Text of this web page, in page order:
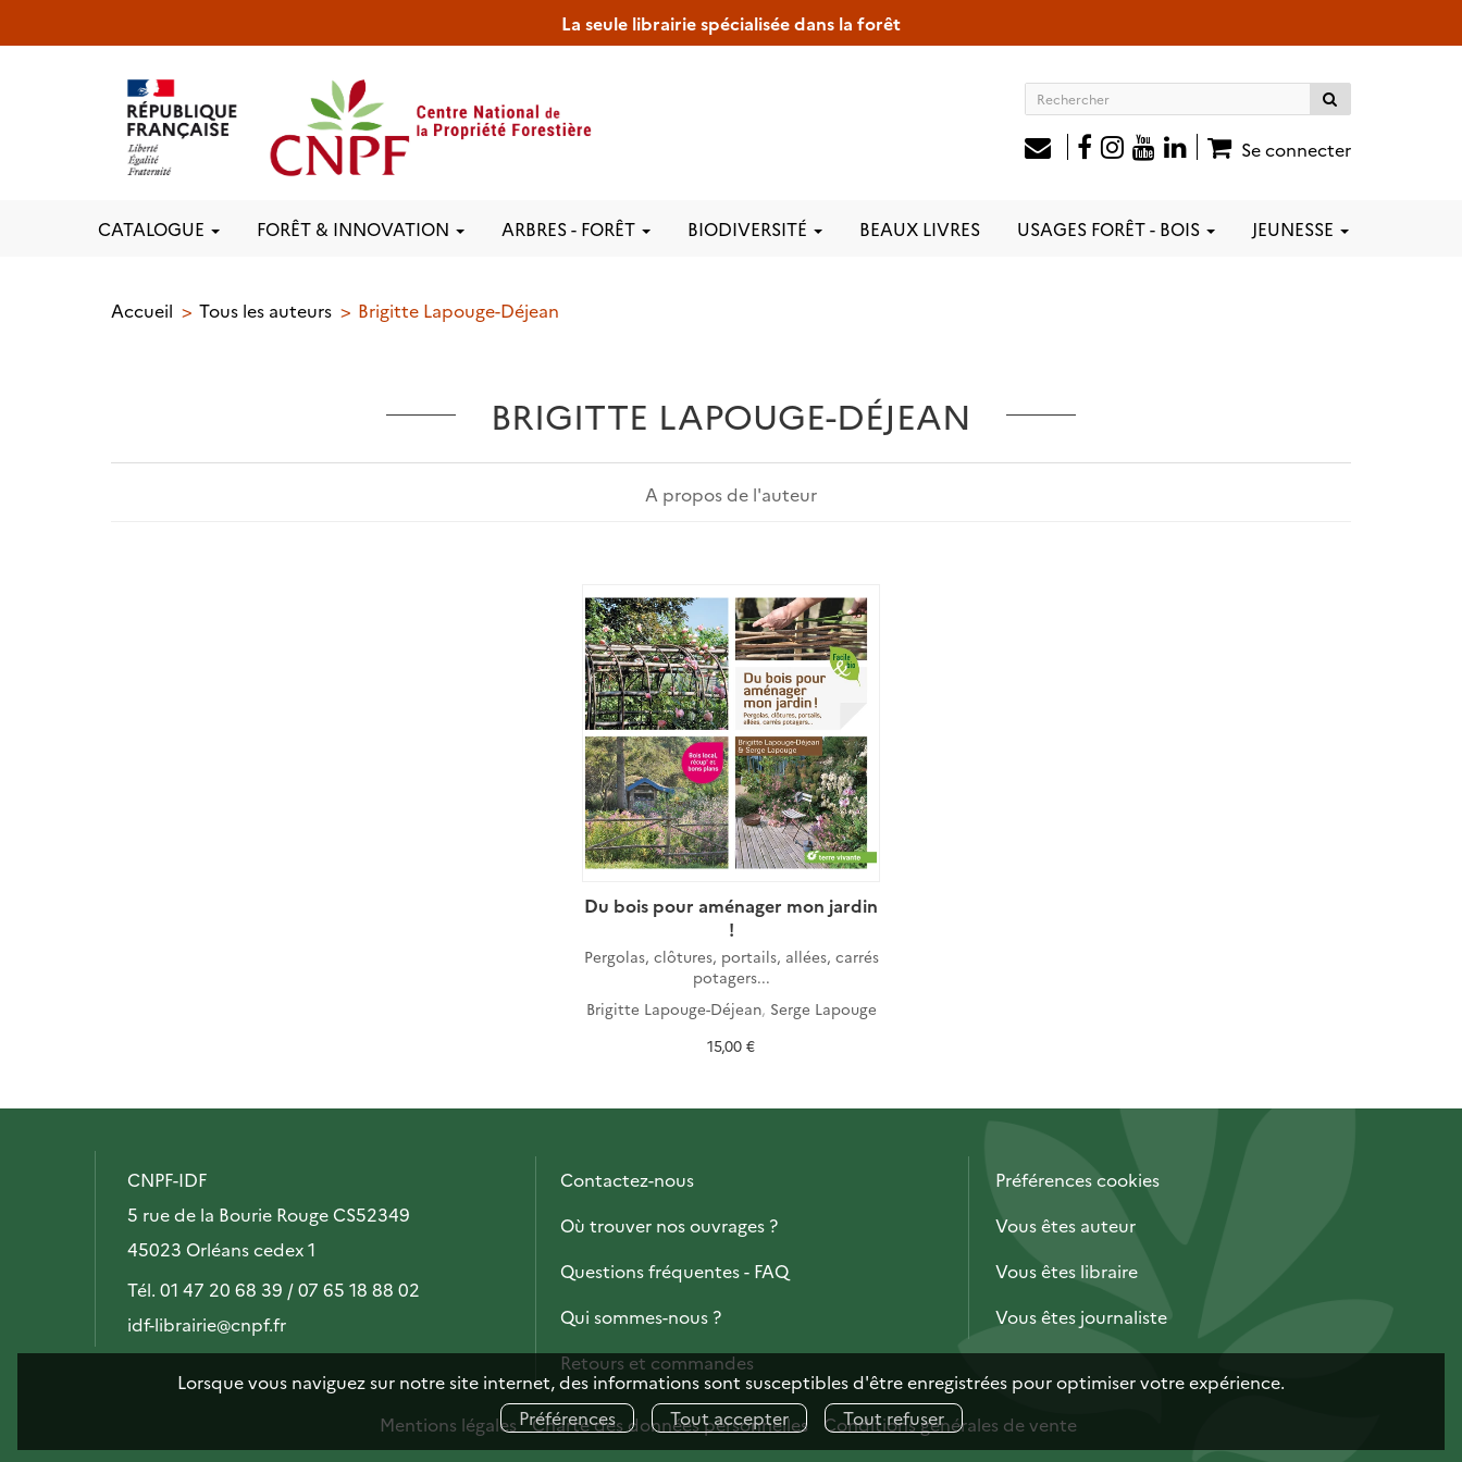
Lorsque vous naviguez sur notre site internet, des informations sont susceptibles d'être enregistrées pour optimiser votre expérience.
Préférences
Tout accepter Tout refuser
La seule librairie spécialisée dans la forêt
Rechercher
site
Se connecter
CATALOGUE FORÊT & INNOVATION ARBRES - FORÊT BIODIVERSITÉ BEAUX LIVRES USAGES FORÊT - BOIS JEUNESSE
Accueil Tous les auteurs Brigitte Lapouge-Déjean
BRIGITTE LAPOUGE-DÉJEAN
A propos de l'auteur
Du bois pour aménager mon jardin
!
Pergolas, clôtures, portails, allées, carrés
potagers...
Brigitte Lapouge-Déjean, Serge Lapouge
15,00 €
CNPF-IDF
5 rue de la Bourie Rouge CS52349
45023 Orléans cedex 1
Tél. 01 47 20 68 39 / 07 65 18 88 02
idf-librairie@cnpf.fr
Contactez-nous
Où trouver nos ouvrages ?
Questions fréquentes - FAQ
Qui sommes-nous ?
Retours et commandes
Préférences cookies
Vous êtes auteur
Vous êtes libraire
Vous êtes journaliste
Mentions légales Charte des données personnelles Conditions générales de vente